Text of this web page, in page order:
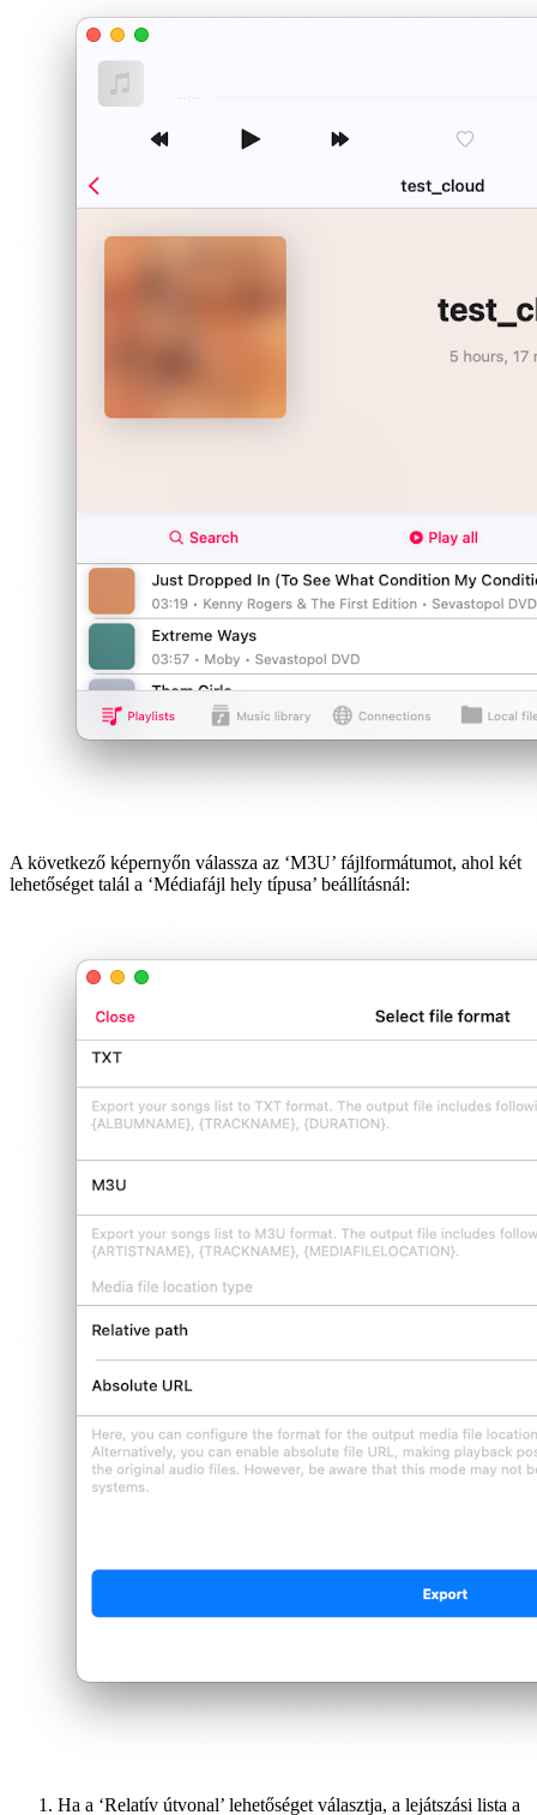
A következő képernyőn válassza az ‘M3U’ fájlformátumot, ahol két
lehetőséget talál a ‘Médiafájl hely típusa’ beállításnál:
Ha a ‘Relatív útvonal’ lehetőséget választja, a lejátszási lista a